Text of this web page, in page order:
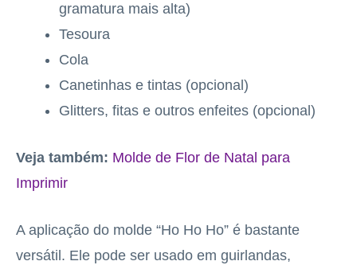
gramatura mais alta)
Tesoura
Cola
Canetinhas e tintas (opcional)
Glitters, fitas e outros enfeites (opcional)
Veja também: Molde de Flor de Natal para
Imprimir
A aplicação do molde “Ho Ho Ho” é bastante
versátil. Ele pode ser usado em guirlandas,